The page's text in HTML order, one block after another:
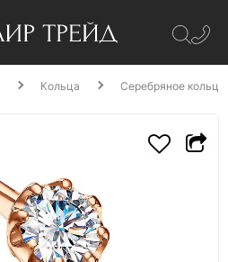
Кольца Серебряное